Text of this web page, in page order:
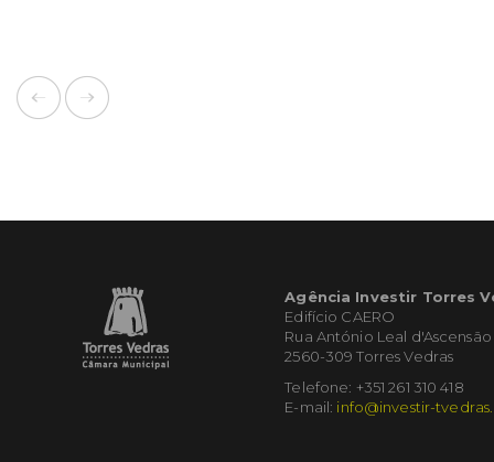
Agência Investir Torres
Edifício CAERO
Rua António Leal d'Ascensão
2560-309 Torres Vedras
Telefone: +351 261 310 418
E-mail: info@investir-